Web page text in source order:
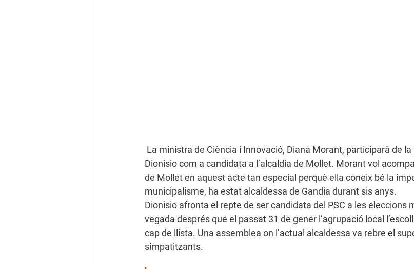
Dionisio com a candidata a l’alcaldia de Mollet. Morant vol
de Mollet en aquest acte tan especial perquè ella coneix bé la
municipalisme, ha estat alcaldessa de Gandia durant sis anys.
Dionisio afronta el repte de ser candidata del PSC a les eleccions
vegada després que el passat 31 de gener l’agrupació local
cap de llista. Una assemblea on l’actual alcaldessa va rebre el
simpatitzants.